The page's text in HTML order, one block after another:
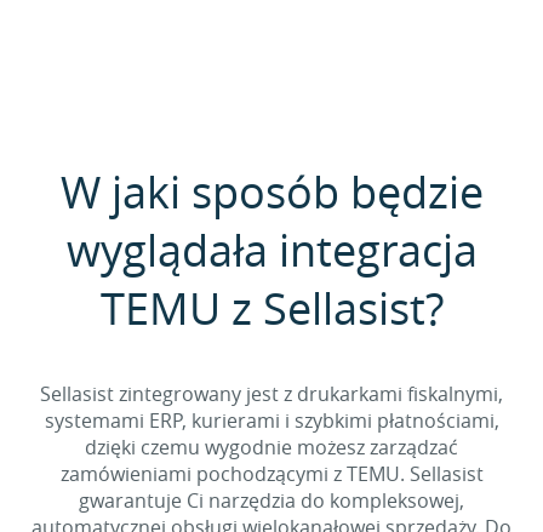
W jaki sposób będzie
wyglądała integracja
TEMU z Sellasist?
Sellasist zintegrowany jest z drukarkami fiskalnymi,
systemami ERP, kurierami i szybkimi płatnościami,
dzięki czemu wygodnie możesz zarządzać
zamówieniami pochodzącymi z TEMU. Sellasist
gwarantuje Ci narzędzia do kompleksowej,